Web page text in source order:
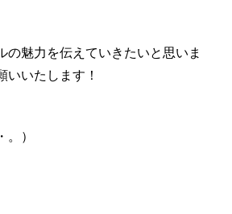
の魅力を伝えていきたいと思いま
いいたします！
）